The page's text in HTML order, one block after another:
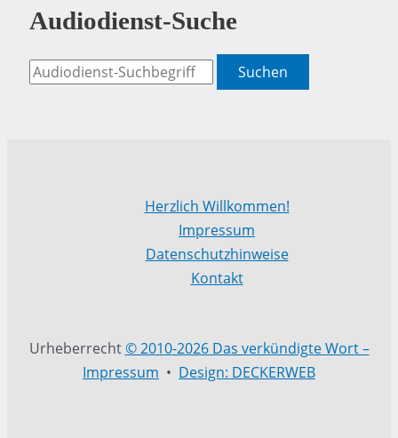
Audiodienst-Suche
Suchen
Herzlich Willkommen!
Impressum
Datenschutzhinweise
Kontakt
Urheberrecht© 2010-2026 Das verkündigte Wort –
Impressum • Design: DECKERWEB